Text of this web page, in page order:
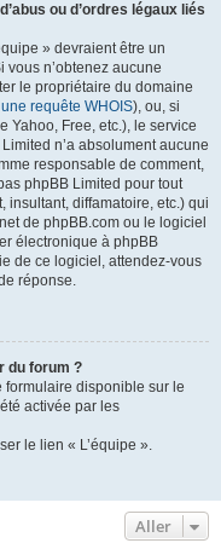
ou d’ordres légaux liés
» devraient être un
n’obtenez aucune
le propriétaire du domaine
une requête WHOIS), ou, si
Yahoo, Free, etc.), le service
n’a absolument aucune
responsable de comment,
phpBB Limited pour tout
insultant, diffamatoire, etc.) qui
de phpBB.com ou le logiciel
électronique à phpBB
de ce logiciel, attendez-vous
réponse.
du forum ?
formulaire disponible sur le
activée par les
le lien « L’équipe ».
Aller